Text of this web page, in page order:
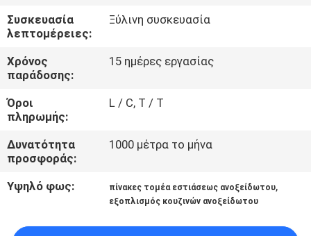
ΜΑΣ
ΣΕ
ΕΠΑΦΉ
ΜΕ
ΕΙΔΉΣΕΙΣ
ΠΕΡΙΠΤΏΣΕΙΣ
Συσκευασία
λεπτομέρειες:
Ξύλινη συσκευασία
Χρόνος
παράδοσης:
15 ημέρες εργασίας
Όροι
πληρωμής:
L / C, T / T
Δυνατότητα
προσφοράς:
1000 μέτρα το μήνα
Υψηλό φως: πίνακες τομέα εστιάσεως ανοξείδωτου,
εξοπλισμός κουζινών ανοξείδωτου